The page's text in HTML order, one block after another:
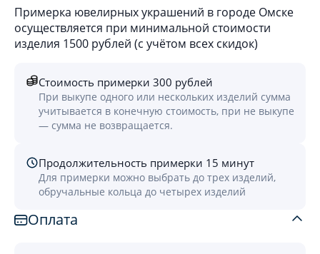
Примерка ювелирных украшений в городе Омске
осуществляется при минимальной стоимости
изделия 1500 рублей (с учётом всех скидок)
Стоимость примерки 300 рублей
При выкупе одного или нескольких изделий сумма
учитывается в конечную стоимость, при не выкупе
— сумма не возвращается.
Продолжительность примерки 15 минут
Для примерки можно выбрать до трех изделий,
обручальные кольца до четырех изделий
Оплата